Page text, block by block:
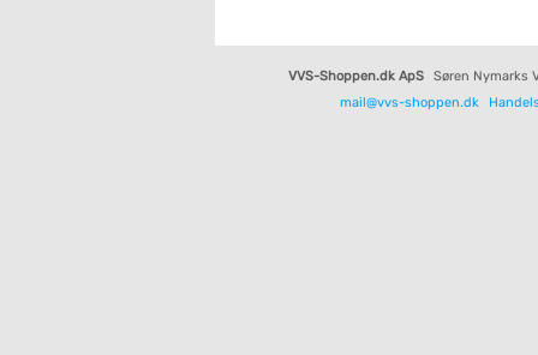
VVS-Shoppen.dk ApS
Søren Nymarks
mail@vvs-shoppen.dk